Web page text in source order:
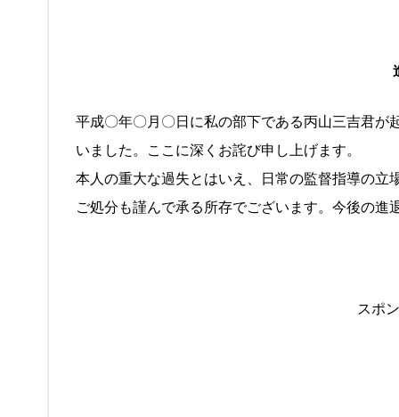
平成〇年〇月〇日に私の部下である丙山三吉君が
いました。ここに深くお詫び申し上げます。
本人の重大な過失とはいえ、日常の監督指導の立
ご処分も謹んで承る所存でございます。今後の進
スポ